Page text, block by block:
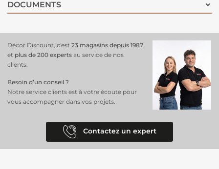
DOCUMENTS
Décor Discount, c'est 23 magasins depuis 1987
et plus de 200 experts au service de nos
clients.
Besoin d’un conseil ?
Notre service clients est à votre écoute pour
vous accompagner dans vos projets.
Contactez un expert